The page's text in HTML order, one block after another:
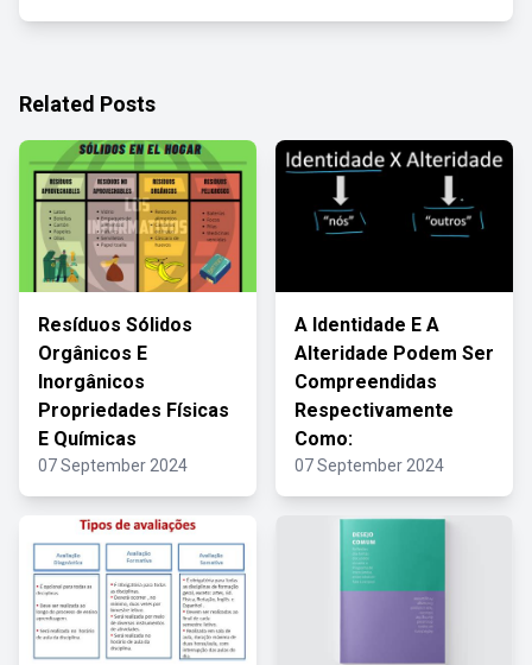
Related Posts
Resíduos Sólidos
Orgânicos E
Inorgânicos
Propriedades Físicas
E Químicas
07 September 2024
A Identidade E A
Alteridade Podem Ser
Compreendidas
Respectivamente
Como:
07 September 2024